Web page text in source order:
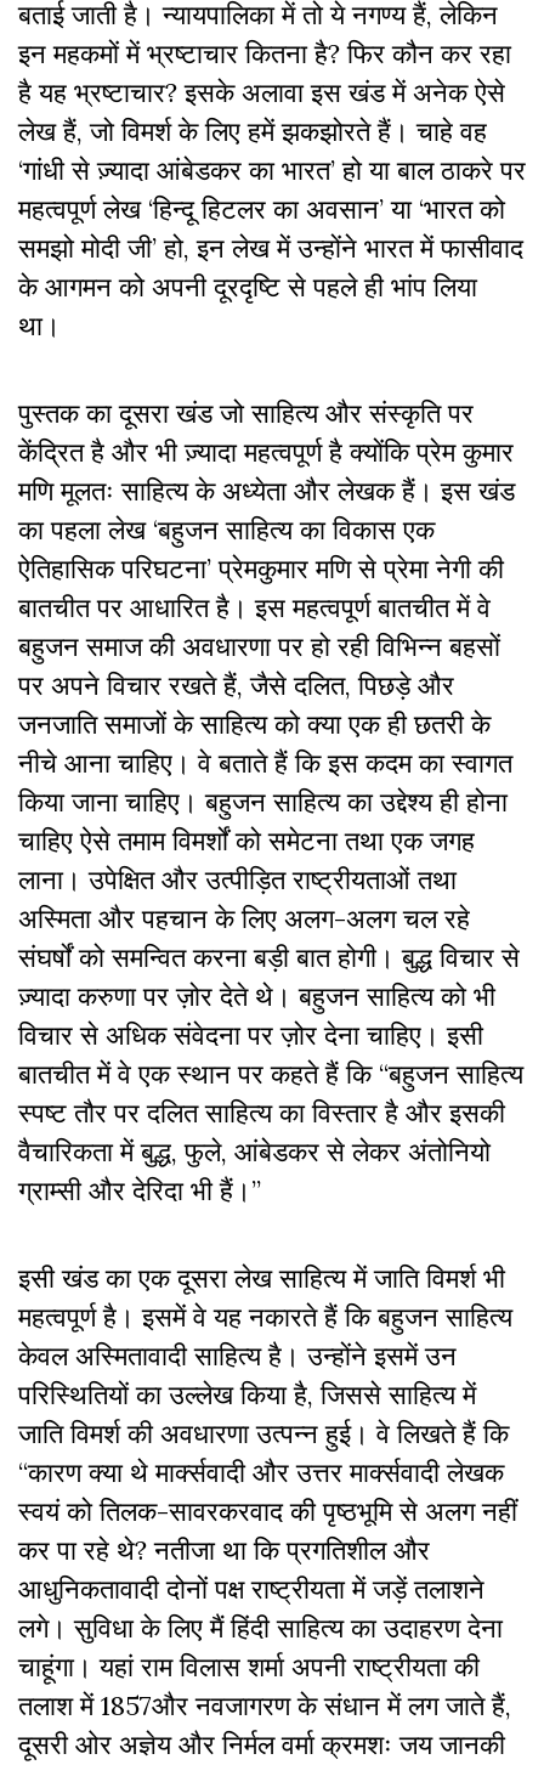
बताई जाती है। न्यायपालिका में तो ये नगण्य हैं, लेकिन
इन महकमों में भ्रष्टाचार कितना है? फिर कौन कर रहा
है यह भ्रष्टाचार? इसके अलावा इस खंड में अनेक ऐसे
लेख हैं, जो विमर्श के लिए हमें झकझोरते हैं। चाहे वह
‘गांधी से ज़्यादा आंबेडकर का भारत’ हो या बाल ठाकरे पर
महत्वपूर्ण लेख ‘हिन्दू हिटलर का अवसान’ या ‘भारत को
समझो मोदी जी’ हो, इन लेख में उन्होंने भारत में फासीवाद
के आगमन को अपनी दूरदृष्टि से पहले ही भांप लिया
था।
पुस्तक का‌ दूसरा खंड जो साहित्य और संस्कृति पर
केंद्रित है और भी ज़्यादा महत्वपूर्ण है क्योंकि प्रेम कुमार
मणि मूलतः साहित्य के‌ अध्येता और लेखक हैं। इस खंड
का पहला लेख ‘बहुजन साहित्य का विकास एक
ऐतिहासिक परिघटना’ प्रेमकुमार मणि से प्रेमा नेगी की
बातचीत पर आधारित है। इस महत्वपूर्ण बातचीत में वे
बहुजन ‌समाज की अवधारणा पर हो रही विभिन्न बहसों
पर अपने विचार रखते हैं, जैसे दलित, पिछड़े और
जनजाति समाजों के साहित्य को क्या एक‌ ही छतरी के
नीचे आना चाहिए। वे बताते हैं कि इस कदम का स्वागत
किया जाना चाहिए। बहुजन साहित्य का उद्देश्य ही होना
चाहिए ऐसे तमाम विमर्शों को‌ समेटना तथा एक जगह
लाना। उपेक्षित और उत्पीड़ित राष्ट्रीयताओं तथा
अस्मिता और पहचान के लिए अलग-अलग चल रहे
संघर्षों को समन्वित करना बड़ी बात ‌होगी। बुद्ध विचार से
ज़्यादा करुणा पर ज़ोर देते थे। बहुजन साहित्य को भी
विचार से अधिक संवेदना पर ज़ोर देना चाहिए। इसी
बातचीत में वे एक स्थान पर कहते हैं कि “बहुजन साहित्य
स्पष्ट तौर पर दलित साहित्य का विस्तार है और इसकी
वैचारिकता में बुद्ध, फुले, आंबेडकर से लेकर अंतोनियो
ग्राम्सी और देरिदा भी हैं।”
इसी खंड का एक दूसरा लेख साहित्य में जाति विमर्श भी
महत्वपूर्ण है। इसमें वे यह नकारते हैं कि बहुजन साहित्य
केवल अस्मितावादी साहित्य है। उन्होंने इसमें उन
परिस्थितियों का उल्लेख किया है, जिससे साहित्य में
जाति विमर्श की अवधारणा उत्पन्न हुई। वे लिखते हैं कि
“कारण क्या थे मार्क्सवादी और उत्तर मार्क्सवादी लेखक
‌स्वयं‌ को तिलक-सावरकरवाद की पृष्ठभूमि से अलग नहीं
कर पा रहे थे? नतीजा था कि‌ प्रगतिशील और
आधुनिकतावादी दोनों पक्ष राष्ट्रीयता में जड़ें तलाशने
लगे। सुविधा के लिए मैं हिंदी साहित्य का उदाहरण देना
चाहूंगा। यहां राम विलास शर्मा अपनी राष्ट्रीयता की
तलाश में ‌1857और नवजागरण के संधान में लग जाते हैं,
दूसरी ओर अज्ञेय और निर्मल वर्मा क्रमशः जय जानकी